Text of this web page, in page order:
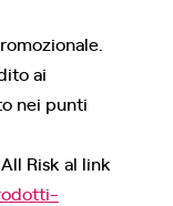
ai
nei punti
Risk al link